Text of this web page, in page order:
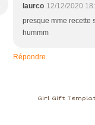
laurco 12/12/2020
presque mme recette
hummm
Répondre
Girl Gift